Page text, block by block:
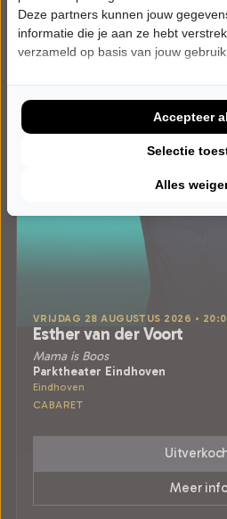
VRIJDAG 28 AUGUSTUS 2026 •
Esther van der Voort
Mama is Boos
Parktheater Eindhoven
Eindhoven
CABARET
Meer
Deze partners kunnen jouw
informatie die je aan ze hebt
verzameld op basis van jouw
Alles
Selectie
Accepteer